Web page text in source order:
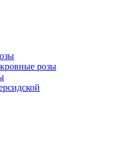
розы